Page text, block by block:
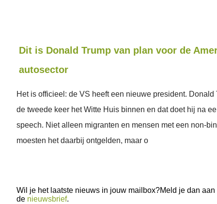
Dit is Donald Trump van plan voor de
autosector
Het is officieel: de VS heeft een nieuwe president. Donald
de tweede keer het Witte Huis binnen en dat doet hij na
speech. Niet alleen migranten en mensen met een non-
moesten het daarbij ontgelden, maar o
Wil je het laatste nieuws in jouw mailbox?Meld je dan aan
de nieuwsbrief.